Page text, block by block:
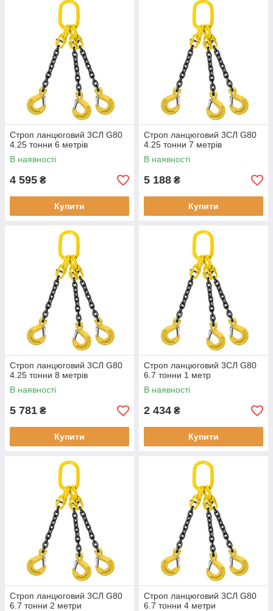
Строп ланцюговий 3СЛ G80
4.25 тонни 6 метрів
В наявності
4 595 ₴
Купити
Строп ланцюговий 3СЛ G80
4.25 тонни 7 метрів
В наявності
5 188 ₴
Купити
Строп ланцюговий 3СЛ G80
4.25 тонни 8 метрів
В наявності
5 781 ₴
Купити
Строп ланцюговий 3СЛ G80
6.7 тонни 1 метр
В наявності
2 434 ₴
Купити
Строп ланцюговий 3СЛ G80
6.7 тонни 2 метри
Строп ланцюговий 3СЛ G80
6.7 тонни 4 метри